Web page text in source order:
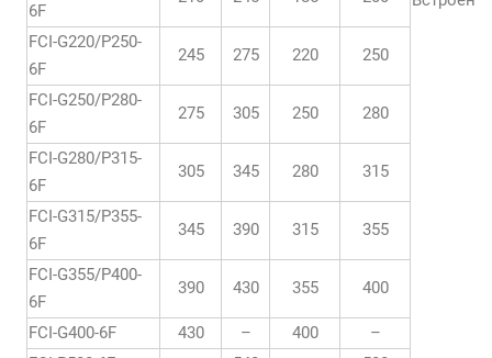
6F
FCI-G220/P250-
6F
245 275 220 250
FCI-G250/P280-
6F
275 305 250 280
FCI-G280/P315-
6F
305 345 280 315
FCI-G315/P355-
6F
345 390 315 355
FCI-G355/P400-
6F
390 430 355 400
FCI-G400-6F 430 – 400
–